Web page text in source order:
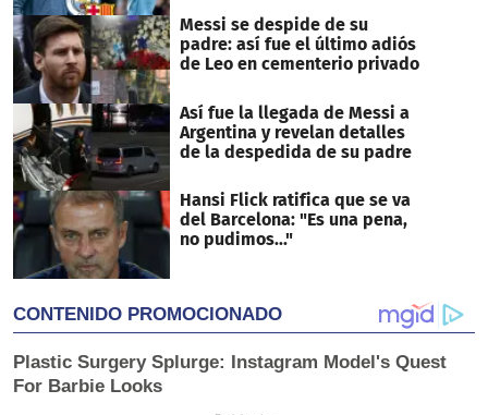
Messi se despide de su
padre: así fue el último adiós
de Leo en cementerio privado
Así fue la llegada de Messi a
Argentina y revelan detalles
de la despedida de su padre
Hansi Flick ratifica que se va
del Barcelona: "Es una pena,
no pudimos..."